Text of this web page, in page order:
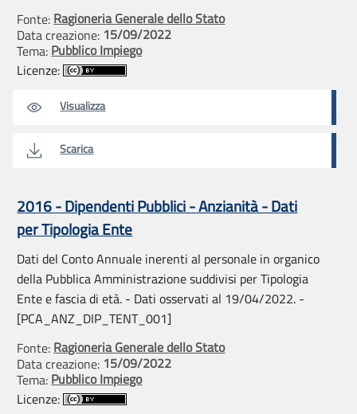
Fonte: Ragioneria Generale dello Stato
Data creazione: 15/09/2022
Tema: Pubblico Impiego
Licenze:
Visualizza
Scarica
2016 - Dipendenti Pubblici - Anzianità - Dati
per Tipologia Ente
Dati del Conto Annuale inerenti al personale in organico
della Pubblica Amministrazione suddivisi per Tipologia
Ente e fascia di età. - Dati osservati al 19/04/2022. -
[PCA_ANZ_DIP_TENT_001]
Fonte: Ragioneria Generale dello Stato
Data creazione: 15/09/2022
Tema: Pubblico Impiego
Licenze: